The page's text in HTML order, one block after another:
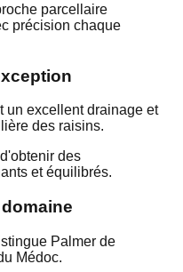
parcellaire
précision chaque
un excellent drainage et
des raisins.
des
et équilibrés.
Palmer de
Médoc.